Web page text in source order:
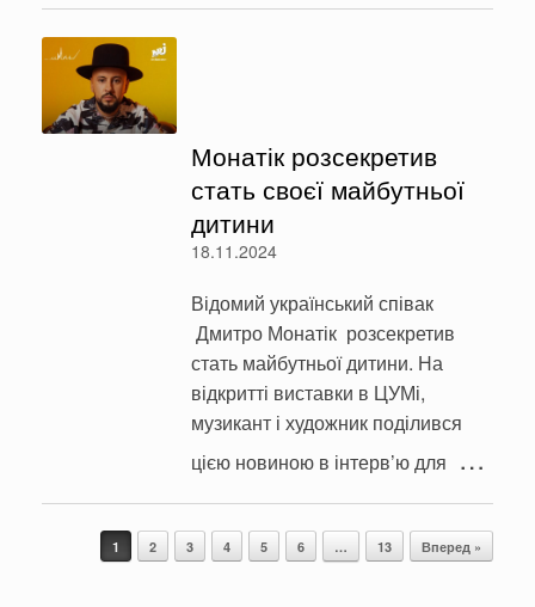
Монатік розсекретив
стать своєї майбутньої
дитини
18.11.2024
Відомий український співак
Дмитро Монатік розсекретив
стать майбутньої дитини. На
відкритті виставки в ЦУМі,
музикант і художник поділився
цією новиною в інтерв’ю для …
Post navigation
1 2 3 4 5 6 … 13 Вперед »